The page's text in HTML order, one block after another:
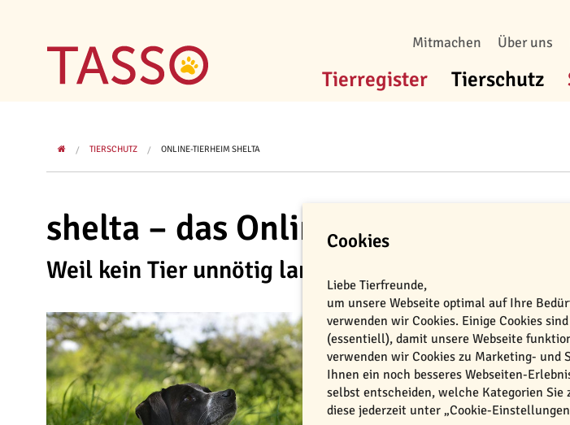
Mitmachen Über uns
Tierregister Tierschutz
TIERSCHUTZ ONLINE-TIERHEIM SHELTA
shelta – das Online-Tierheim von
Weil kein Tier unnötig lange auf ein Zuhause
Hunde, Katzen,
warten zu
einem Menschen,
Gleichzeitig sind
entscheiden sich
Cookies
Liebe Tierfreunde,
um unsere Webseite optimal auf Ihre
verwenden wir Cookies. Einige Cookies
(essentiell), damit unsere Webseite
verwenden wir Cookies zu Marketing- und
Ihnen ein noch besseres Webseiten-
selbst entscheiden, welche Kategorien Sie
diese jederzeit unter „Cookie-